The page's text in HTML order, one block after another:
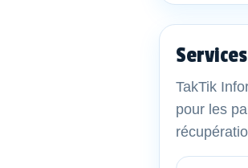
TakTik
pour les